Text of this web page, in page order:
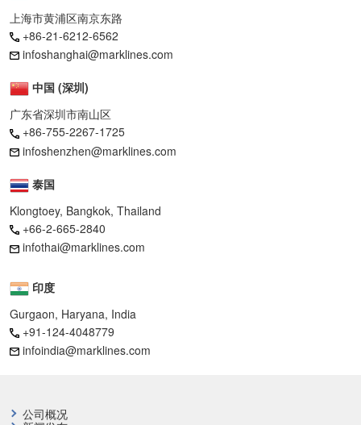
上海市黄浦区南京东路
+86-21-6212-6562
infoshanghai@marklines.com
中国 (深圳)
广东省深圳市南山区
+86-755-2267-1725
infoshenzhen@marklines.com
泰国
Klongtoey, Bangkok, Thailand
+66-2-665-2840
infothai@marklines.com
印度
Gurgaon, Haryana, India
+91-124-4048779
infoindia@marklines.com
公司概况